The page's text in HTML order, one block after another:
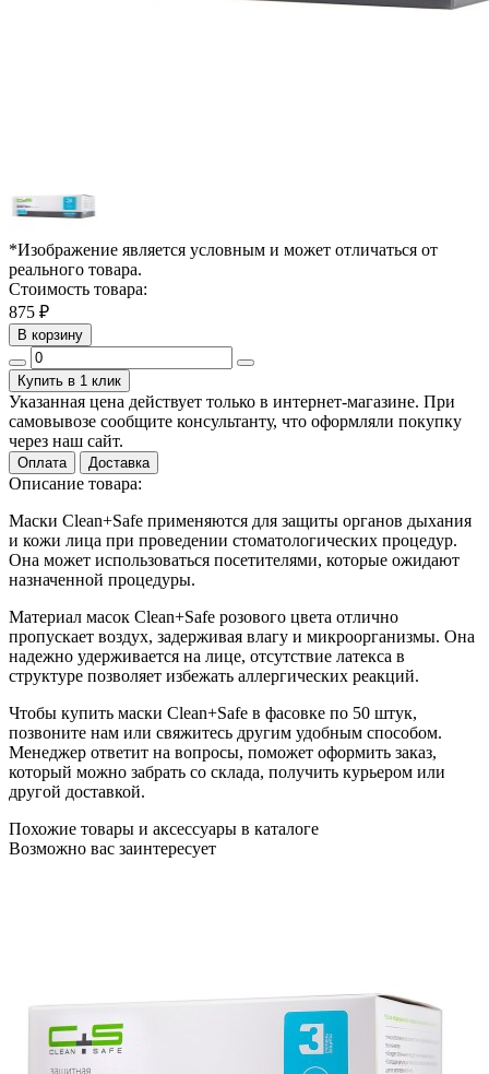
*Изображение является условным и может отличаться от
реального товара.
Стоимость товара:
875 ₽
В корзину
Купить в 1 клик
Указанная цена действует только в интернет-магазине. При
самовывозе сообщите консультанту, что оформляли покупку
через наш сайт.
Оплата Доставка
Описание товара:
Маски Clean+Safe применяются для защиты органов дыхания
и кожи лица при проведении стоматологических процедур.
Она может использоваться посетителями, которые ожидают
назначенной процедуры.
Материал масок Clean+Safe розового цвета отлично
пропускает воздух, задерживая влагу и микроорганизмы. Она
надежно удерживается на лице, отсутствие латекса в
структуре позволяет избежать аллергических реакций.
Чтобы купить маски Clean+Safe в фасовке по 50 штук,
позвоните нам или свяжитесь другим удобным способом.
Менеджер ответит на вопросы, поможет оформить заказ,
который можно забрать со склада, получить курьером или
другой доставкой.
Похожие товары и аксессуары в каталоге
Возможно вас заинтересует